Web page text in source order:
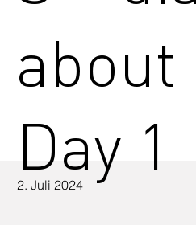
2. Juli 2024
about
Day 1